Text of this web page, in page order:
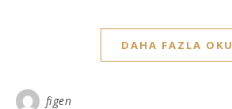
DAHA FAZLA OKU
figen